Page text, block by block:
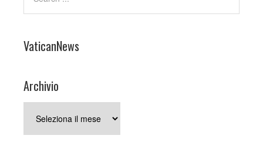
VaticanNews
Archivio